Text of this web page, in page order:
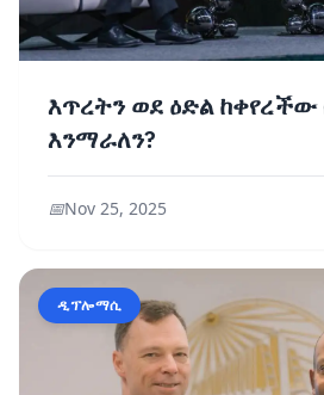
እጥረትን ወደ ዕድል
እንማራለን?
📅Nov 25, 2025
ዲፕሎማሲ